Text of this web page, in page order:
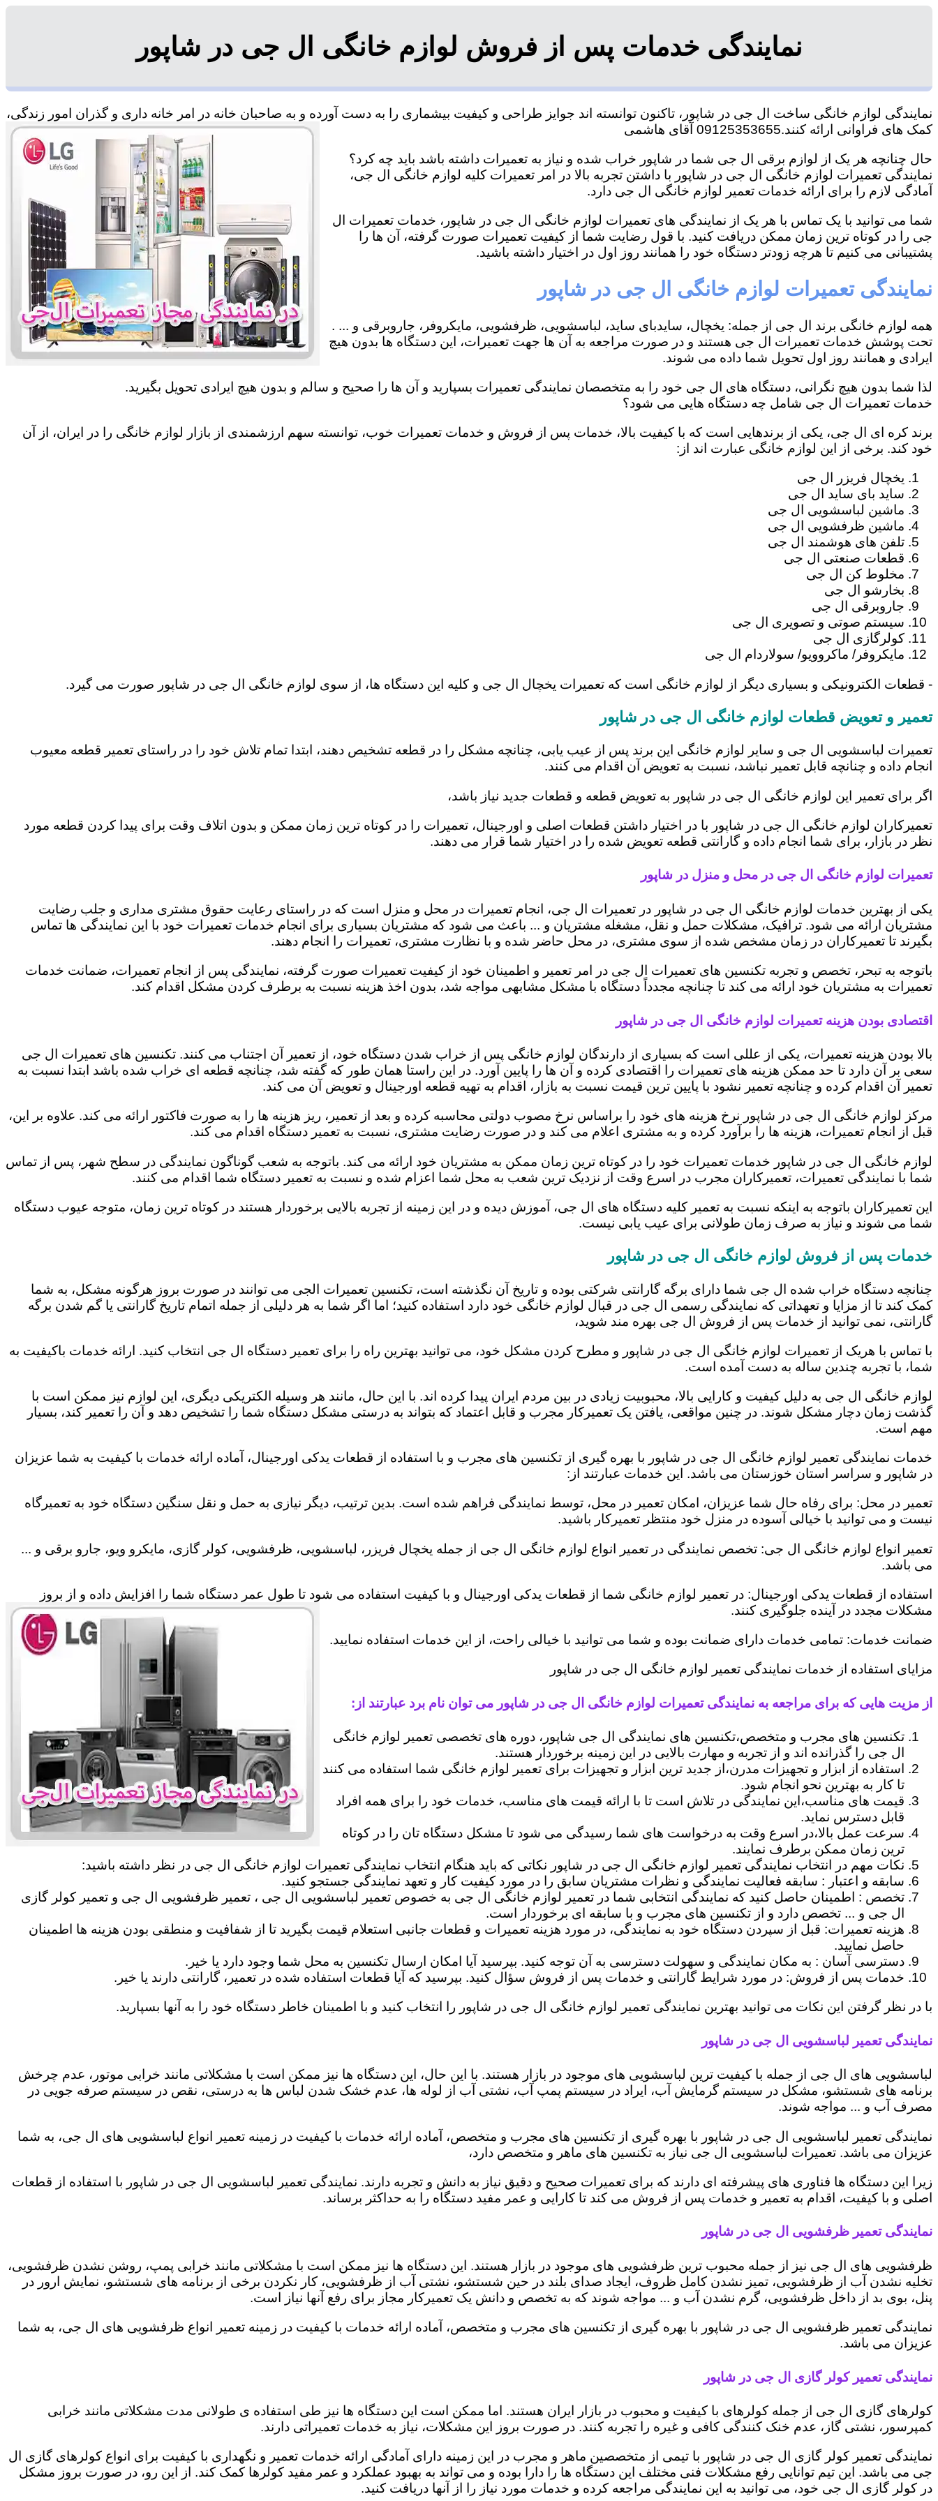
نمایندگی خدمات پس از فروش لوازم خانگی ال جی در شاپور
نمایندگی لوازم خانگی ساخت ال جی در شاپور، تاکنون توانسته اند جوایز طراحی و کیفیت بیشماری را به دست آورده و به صاحبان خانه در امر خانه داری و گذران امور زندگی،
کمک های فراوانی ارائه کنند.09125353655 آقای هاشمی
حال چنانچه هر یک از لوازم برقی ال جی شما در شاپور خراب شده و نیاز به تعمیرات داشته باشد باید چه کرد؟
نمایندگی تعمیرات لوازم خانگی ال جی در شاپور با داشتن تجربه بالا در امر تعمیرات کلیه لوازم خانگی ال جی،
آمادگی لازم را برای ارائه خدمات تعمیر لوازم خانگی ال جی دارد.
شما می توانید با یک تماس با هر یک از نمایندگی های تعمیرات لوازم خانگی ال جی در شاپور، خدمات تعمیرات ال
جی را در کوتاه ترین زمان ممکن دریافت کنید. با قول رضایت شما از کیفیت تعمیرات صورت گرفته، آن ها را
پشتیبانی می کنیم تا هرچه زودتر دستگاه خود را همانند روز اول در اختیار داشته باشید.
نمایندگی تعمیرات لوازم خانگی ال جی در شاپور
همه لوازم خانگی برند ال جی از جمله: یخچال، سایدبای ساید، لباسشویی، ظرفشویی، مایکروفر، جاروبرقی و ... .
تحت پوشش خدمات تعمیرات ال جی هستند و در صورت مراجعه به آن ها جهت تعمیرات، این دستگاه ها بدون هیچ
ایرادی و همانند روز اول تحویل شما داده می شوند.
لذا شما بدون هیچ نگرانی، دستگاه های ال جی خود را به متخصصان نمایندگی تعمیرات بسپارید و آن ها را صحیح و سالم و بدون هیچ ایرادی تحویل بگیرید.
خدمات تعمیرات ال جی شامل چه دستگاه هایی می شود؟
برند کره ای ال جی، یکی از برندهایی است که با کیفیت بالا، خدمات پس از فروش و خدمات تعمیرات خوب، توانسته سهم ارزشمندی از بازار لوازم خانگی را در ایران، از آن
خود کند. برخی از این لوازم خانگی عبارت اند از:
یخچال فریزر ال جی
ساید بای ساید ال جی
ماشین لباسشویی ال جی
ماشین ظرفشویی ال جی
تلفن های هوشمند ال جی
قطعات صنعتی ال جی
مخلوط کن ال جی
بخارشو ال جی
جاروبرقی ال جی
سیستم صوتی و تصویری ال جی
کولرگازی ال جی
مایکروفر/ ماکروویو/ سولاردام ال جی
- قطعات الکترونیکی و بسیاری دیگر از لوازم خانگی است که تعمیرات یخچال ال جی و کلیه این دستگاه ها، از سوی لوازم خانگی ال جی در شاپور صورت می گیرد.
تعمیر و تعویض قطعات لوازم خانگی ال جی در شاپور
تعمیرات لباسشویی ال جی و سایر لوازم خانگی این برند پس از عیب یابی، چنانچه مشکل را در قطعه تشخیص دهند، ابتدا تمام تلاش خود را در راستای تعمیر قطعه معیوب
انجام داده و چنانچه قابل تعمیر نباشد، نسبت به تعویض آن اقدام می کنند.
اگر برای تعمیر این لوازم خانگی ال جی در شاپور به تعویض قطعه و قطعات جدید نیاز باشد،
تعمیرکاران لوازم خانگی ال جی در شاپور با در اختیار داشتن قطعات اصلی و اورجینال، تعمیرات را در کوتاه ترین زمان ممکن و بدون اتلاف وقت برای پیدا کردن قطعه مورد
نظر در بازار، برای شما انجام داده و گارانتی قطعه تعویض شده را در اختیار شما قرار می دهند.
تعمیرات لوازم خانگی ال جی در محل و منزل در شاپور
یکی از بهترین خدمات لوازم خانگی ال جی در شاپور در تعمیرات ال جی، انجام تعمیرات در محل و منزل است که در راستای رعایت حقوق مشتری مداری و جلب رضایت
مشتریان ارائه می شود. ترافیک، مشکلات حمل و نقل، مشغله مشتریان و ... باعث می شود که مشتریان بسیاری برای انجام خدمات تعمیرات خود با این نمایندگی ها تماس
بگیرند تا تعمیرکاران در زمان مشخص شده از سوی مشتری، در محل حاضر شده و با نظارت مشتری، تعمیرات را انجام دهند.
باتوجه به تبحر، تخصص و تجربه تکنسین های تعمیرات ال جی در امر تعمیر و اطمینان خود از کیفیت تعمیرات صورت گرفته، نمایندگی پس از انجام تعمیرات، ضمانت خدمات
تعمیرات به مشتریان خود ارائه می کند تا چنانچه مجدداً دستگاه با مشکل مشابهی مواجه شد، بدون اخذ هزینه نسبت به برطرف کردن مشکل اقدام کند.
اقتصادی بودن هزینه تعمیرات لوازم خانگی ال جی در شاپور
بالا بودن هزینه تعمیرات، یکی از عللی است که بسیاری از دارندگان لوازم خانگی پس از خراب شدن دستگاه خود، از تعمیر آن اجتناب می کنند. تکنسین های تعمیرات ال جی
سعی بر آن دارد تا حد ممکن هزینه های تعمیرات را اقتصادی کرده و آن ها را پایین آورد. در این راستا همان طور که گفته شد، چنانچه قطعه ای خراب شده باشد ابتدا نسبت به
تعمیر آن اقدام کرده و چنانچه تعمیر نشود با پایین ترین قیمت نسبت به بازار، اقدام به تهیه قطعه اورجینال و تعویض آن می کند.
مرکز لوازم خانگی ال جی در شاپور نرخ هزینه های خود را براساس نرخ مصوب دولتی محاسبه کرده و بعد از تعمیر، ریز هزینه ها را به صورت فاکتور ارائه می کند. علاوه بر این،
قبل از انجام تعمیرات، هزینه ها را برآورد کرده و به مشتری اعلام می کند و در صورت رضایت مشتری، نسبت به تعمیر دستگاه اقدام می کند.
لوازم خانگی ال جی در شاپور خدمات تعمیرات خود را در کوتاه ترین زمان ممکن به مشتریان خود ارائه می کند. باتوجه به شعب گوناگون نمایندگی در سطح شهر، پس از تماس
شما با نمایندگی تعمیرات، تعمیرکاران مجرب در اسرع وقت از نزدیک ترین شعب به محل شما اعزام شده و نسبت به تعمیر دستگاه شما اقدام می کنند.
این تعمیرکاران باتوجه به اینکه نسبت به تعمیر کلیه دستگاه های ال جی، آموزش دیده و در این زمینه از تجربه بالایی برخوردار هستند در کوتاه ترین زمان، متوجه عیوب دستگاه
شما می شوند و نیاز به صرف زمان طولانی برای عیب یابی نیست.
خدمات پس از فروش لوازم خانگی ال جی در شاپور
چنانچه دستگاه خراب شده ال جی شما دارای برگه گارانتی شرکتی بوده و تاریخ آن نگذشته است، تکنسین تعمیرات الجی می توانند در صورت بروز هرگونه مشکل، به شما
کمک کند تا از مزایا و تعهداتی که نمایندگی رسمی ال جی در قبال لوازم خانگی خود دارد استفاده کنید؛ اما اگر شما به هر دلیلی از جمله اتمام تاریخ گارانتی یا گم شدن برگه
گارانتی، نمی توانید از خدمات پس از فروش ال جی بهره مند شوید،
با تماس با هریک از تعمیرات لوازم خانگی ال جی در شاپور و مطرح کردن مشکل خود، می توانید بهترین راه را برای تعمیر دستگاه ال جی انتخاب کنید. ارائه خدمات باکیفیت به
شما، با تجربه چندین ساله به دست آمده است.
لوازم خانگی ال جی به دلیل کیفیت و کارایی بالا، محبوبیت زیادی در بین مردم ایران پیدا کرده اند. با این حال، مانند هر وسیله الکتریکی دیگری، این لوازم نیز ممکن است با
گذشت زمان دچار مشکل شوند. در چنین مواقعی، یافتن یک تعمیرکار مجرب و قابل اعتماد که بتواند به درستی مشکل دستگاه شما را تشخیص دهد و آن را تعمیر کند، بسیار
مهم است.
خدمات نمایندگی تعمیر لوازم خانگی ال جی در شاپور با بهره گیری از تکنسین های مجرب و با استفاده از قطعات یدکی اورجینال، آماده ارائه خدمات با کیفیت به شما عزیزان
در شاپور و سراسر استان خوزستان می باشد. این خدمات عبارتند از:
تعمیر در محل: برای رفاه حال شما عزیزان، امکان تعمیر در محل، توسط نمایندگی فراهم شده است. بدین ترتیب، دیگر نیازی به حمل و نقل سنگین دستگاه خود به تعمیرگاه
نیست و می توانید با خیالی آسوده در منزل خود منتظر تعمیرکار باشید.
تعمیر انواع لوازم خانگی ال جی: تخصص نمایندگی در تعمیر انواع لوازم خانگی ال جی از جمله یخچال فریزر، لباسشویی، ظرفشویی، کولر گازی، مایکرو ویو، جارو برقی و ...
می باشد.
استفاده از قطعات یدکی اورجینال: در تعمیر لوازم خانگی شما از قطعات یدکی اورجینال و با کیفیت استفاده می شود تا طول عمر دستگاه شما را افزایش داده و از بروز
مشکلات مجدد در آینده جلوگیری کنند.
ضمانت خدمات: تمامی خدمات دارای ضمانت بوده و شما می توانید با خیالی راحت، از این خدمات استفاده نمایید.
مزایای استفاده از خدمات نمایندگی تعمیر لوازم خانگی ال جی در شاپور
از مزیت هایی که برای مراجعه به نمایندگی تعمیرات لوازم خانگی ال جی در شاپور می توان نام برد عبارتند از:
تکنسین های مجرب و متخصص،تکنسین های نمایندگی ال جی شاپور، دوره های تخصصی تعمیر لوازم خانگی
ال جی را گذرانده اند و از تجربه و مهارت بالایی در این زمینه برخوردار هستند.
استفاده از ابزار و تجهیزات مدرن،از جدید ترین ابزار و تجهیزات برای تعمیر لوازم خانگی شما استفاده می کنند
تا کار به بهترین نحو انجام شود.
قیمت های مناسب،این نمایندگی در تلاش است تا با ارائه قیمت های مناسب، خدمات خود را برای همه افراد
قابل دسترس نماید.
سرعت عمل بالا،در اسرع وقت به درخواست های شما رسیدگی می شود تا مشکل دستگاه تان را در کوتاه
ترین زمان ممکن برطرف نمایند.
نکات مهم در انتخاب نمایندگی تعمیر لوازم خانگی ال جی در شاپور نکاتی که باید هنگام انتخاب نمایندگی تعمیرات لوازم خانگی ال جی در نظر داشته باشید:
سابقه و اعتبار : سابقه فعالیت نمایندگی و نظرات مشتریان سابق را در مورد کیفیت کار و تعهد نمایندگی جستجو کنید.
تخصص : اطمینان حاصل کنید که نمایندگی انتخابی شما در تعمیر لوازم خانگی ال جی به خصوص تعمیر لباسشویی ال جی ، تعمیر ظرفشویی ال جی و تعمیر کولر گازی
ال جی و ... تخصص دارد و از تکنسین های مجرب و با سابقه ای برخوردار است.
هزینه تعمیرات: قبل از سپردن دستگاه خود به نمایندگی، در مورد هزینه تعمیرات و قطعات جانبی استعلام قیمت بگیرید تا از شفافیت و منطقی بودن هزینه ها اطمینان
حاصل نمایید.
دسترسی آسان : به مکان نمایندگی و سهولت دسترسی به آن توجه کنید. بپرسید آیا امکان ارسال تکنسین به محل شما وجود دارد یا خیر.
خدمات پس از فروش: در مورد شرایط گارانتی و خدمات پس از فروش سؤال کنید. بپرسید که آیا قطعات استفاده شده در تعمیر، گارانتی دارند یا خیر.
با در نظر گرفتن این نکات می توانید بهترین نمایندگی تعمیر لوازم خانگی ال جی در شاپور را انتخاب کنید و با اطمینان خاطر دستگاه خود را به آنها بسپارید.
نمایندگی تعمیر لباسشویی ال جی در شاپور
لباسشویی های ال جی از جمله با کیفیت ترین لباسشویی های موجود در بازار هستند. با این حال، این دستگاه ها نیز ممکن است با مشکلاتی مانند خرابی موتور، عدم چرخش
برنامه های شستشو، مشکل در سیستم گرمایش آب، ایراد در سیستم پمپ آب، نشتی آب از لوله ها، عدم خشک شدن لباس ها به درستی، نقص در سیستم صرفه جویی در
مصرف آب و ... مواجه شوند.
نمایندگی تعمیر لباسشویی ال جی در شاپور با بهره گیری از تکنسین های مجرب و متخصص، آماده ارائه خدمات با کیفیت در زمینه تعمیر انواع لباسشویی های ال جی، به شما
عزیزان می باشد. تعمیرات لباسشویی ال جی نیاز به تکنسین های ماهر و متخصص دارد،
زیرا این دستگاه ها فناوری های پیشرفته ای دارند که برای تعمیرات صحیح و دقیق نیاز به دانش و تجربه دارند. نمایندگی تعمیر لباسشویی ال جی در شاپور با استفاده از قطعات
اصلی و با کیفیت، اقدام به تعمیر و خدمات پس از فروش می کند تا کارایی و عمر مفید دستگاه را به حداکثر برساند.
نمایندگی تعمیر ظرفشویی ال جی در شاپور
ظرفشویی های ال جی نیز از جمله محبوب ترین ظرفشویی های موجود در بازار هستند. این دستگاه ها نیز ممکن است با مشکلاتی مانند خرابی پمپ، روشن نشدن ظرفشویی،
تخلیه نشدن آب از ظرفشویی، تمیز نشدن کامل ظروف، ایجاد صدای بلند در حین شستشو، نشتی آب از ظرفشویی، کار نکردن برخی از برنامه های شستشو، نمایش ارور در
پنل، بوی بد از داخل ظرفشویی، گرم نشدن آب و ... مواجه شوند که به تخصص و دانش یک تعمیرکار مجاز برای رفع آنها نیاز است.
نمایندگی تعمیر ظرفشویی ال جی در شاپور با بهره گیری از تکنسین های مجرب و متخصص، آماده ارائه خدمات با کیفیت در زمینه تعمیر انواع ظرفشویی های ال جی، به شما
عزیزان می باشد.
نمایندگی تعمیر کولر گازی ال جی در شاپور
کولرهای گازی ال جی از جمله کولرهای با کیفیت و محبوب در بازار ایران هستند. اما ممکن است این دستگاه ها نیز طی استفاده ی طولانی مدت مشکلاتی مانند خرابی
کمپرسور، نشتی گاز، عدم خنک کنندگی کافی و غیره را تجربه کنند. در صورت بروز این مشکلات، نیاز به خدمات تعمیراتی دارند.
نمایندگی تعمیر کولر گازی ال جی در شاپور با تیمی از متخصصین ماهر و مجرب در این زمینه دارای آمادگی ارائه خدمات تعمیر و نگهداری با کیفیت برای انواع کولرهای گازی ال
جی می باشد. این تیم توانایی رفع مشکلات فنی مختلف این دستگاه ها را دارا بوده و می تواند به بهبود عملکرد و عمر مفید کولرها کمک کند. از این رو، در صورت بروز مشکل
در کولر گازی ال جی خود، می توانید به این نمایندگی مراجعه کرده و خدمات مورد نیاز را از آنها دریافت کنید.